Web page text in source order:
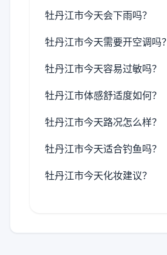
牡丹江市今天会下雨吗？
牡丹江市今天需要开空调吗？
牡丹江市今天容易过敏吗？
牡丹江市体感舒适度如何？
牡丹江市今天路况怎么样？
牡丹江市今天适合钓鱼吗？
牡丹江市今天化妆建议？